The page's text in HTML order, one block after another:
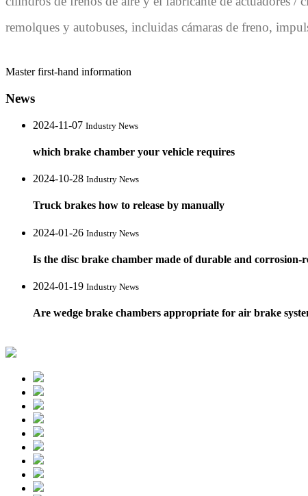
remolques y autobuses, incluidas cámaras de freno,
Master first-hand information
News
2024-11-07 Industry News
which brake chamber your vehicle requires
2024-10-28 Industry News
Truck brakes how to release by manually
2024-01-26 Industry News
Is the disc brake chamber made of durable and corrosion-
2024-01-19 Industry News
Are wedge brake chambers appropriate for air brake